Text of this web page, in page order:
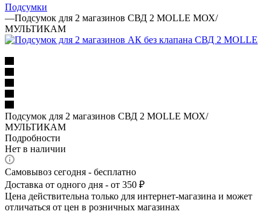
Подсумки
—Подсумок для 2 магазинов СВД 2 MOLLE МОХ/
МУЛЬТИКАМ
Подсумок для 2 магазинов СВД 2 MOLLE МОХ/
МУЛЬТИКАМ
Подробности
Нет в наличии
Самовывоз сегодня - бесплатно
Доставка от одного дня - от 350 ₽
Цена действительна только для интернет-магазина и может
отличаться от цен в розничных магазинах